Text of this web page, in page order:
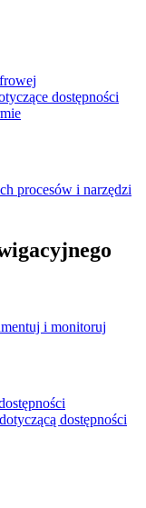
dostępności
procesów i narzędzi
i monitoruj
dostępności